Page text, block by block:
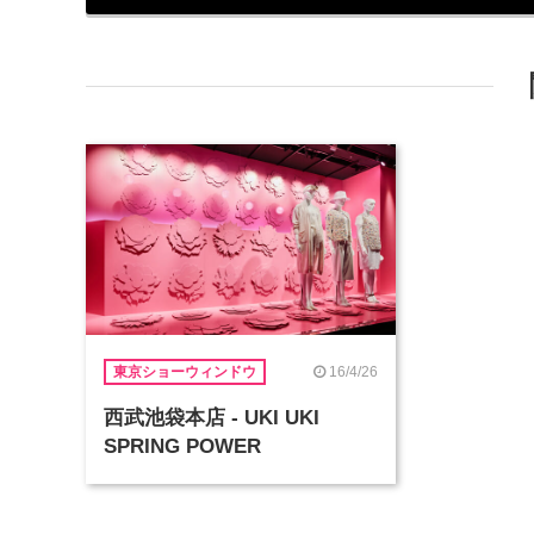
東京ショーウィンドウ 16/4/26
西武池袋本店 - UKI UKI
SPRING POWER